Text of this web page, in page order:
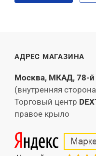
АДРЕС МАГАЗИНА
Москва, МКАД, 78-й
(внутренняя
Торговый центр
правое крыло